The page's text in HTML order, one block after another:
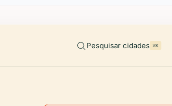
Pesquisar cidades ⌘K